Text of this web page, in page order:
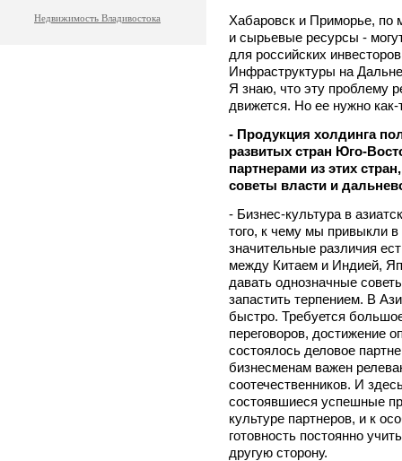
Недвижимость Владивостока
Хабаровск и Приморье, по
и сырьевые ресурсы -
для российских
Инфраструктуры на
Я знаю, что эту проблему
движется. Но ее нужно как-
- Продукция холдинга
развитых стран Юго-
партнерами из этих
советы власти и
- Бизнес-культура в
того, к чему мы привыкли
значительные различия
между Китаем и Индией,
давать однозначные
запастить терпением. В
быстро. Требуется
переговоров, достижение
состоялось деловое
бизнесменам важен
соотечественников. И
состоявшиеся успешные
культуре партнеров, и к
готовность постоянно
другую сторону.